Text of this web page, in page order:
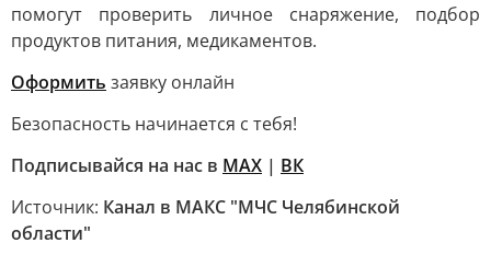
помогут проверить личное снаряжение, подбор
продуктов питания, медикаментов.
Оформить заявку онлайн
Безопасность начинается с тебя!
Подписывайся на нас в MAX | ВК
Источник: Канал в МАКС "МЧС Челябинской
области"